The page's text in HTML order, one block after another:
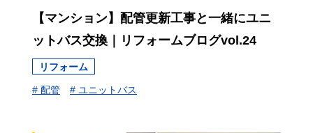
【マンション】配管更新工事と一緒にユニ
ットバス交換｜リフォームブログvol.24
リフォーム
# 配管 # ユニットバス